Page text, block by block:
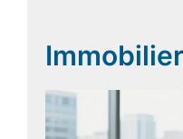
Immobilier